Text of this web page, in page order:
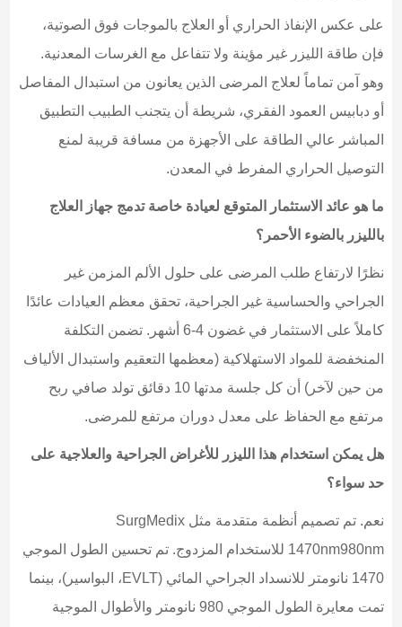
على عكس الإنفاذ الحراري أو العلاج بالموجات فوق الصوتية،
فإن طاقة الليزر غير مؤينة ولا تتفاعل مع الغرسات المعدنية.
وهو آمن تماماً لعلاج المرضى الذين يعانون من استبدال المفاصل
أو دبابيس العمود الفقري، شريطة أن يتجنب الطبيب التطبيق
المباشر عالي الطاقة على الأجهزة من مسافة قريبة لمنع
التوصيل الحراري المفرط في المعدن.
ما هو عائد الاستثمار المتوقع لعيادة خاصة تدمج جهاز العلاج
بالليزر بالضوء الأحمر؟
نظرًا لارتفاع طلب المرضى على حلول الألم المزمن غير
الجراحي والحساسية غير الجراحية، تحقق معظم العيادات عائدًا
كاملاً على الاستثمار في غضون 4-6 أشهر. تضمن التكلفة
المنخفضة للمواد الاستهلاكية (معظمها التعقيم واستبدال الألياف
من حين لآخر) أن كل جلسة مدتها 10 دقائق تولد صافي ربح
مرتفع مع الحفاظ على معدل دوران مرتفع للمرضى.
هل يمكن استخدام هذا الليزر للأغراض الجراحية والعلاجية على
حد سواء؟
نعم. تم تصميم أنظمة متقدمة مثل SurgMedix
1470nm980nm للاستخدام المزدوج. تم تحسين الطول الموجي
1470 نانومتر للانسداد الجراحي المائي (EVLT، البواسير)، بينما
تمت معايرة الطول الموجي 980 نانومتر والأطوال الموجية